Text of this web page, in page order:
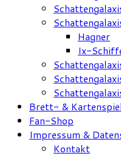
Hagner
Ix-
Brett- &
Fan-Shop
Impressum &
Kontakt